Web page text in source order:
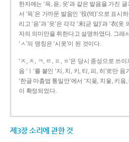
한자에는 ‘윽, 읃, 읏’과 같은 발음을 가진
서 ‘윽’은 가까운 발음인 ‘役(역)’으로 표시
리고 ‘읃’과 ‘읏’은 각각 ‘末(귿 말)’과 ‘衣(
자의 의미만을 취한다고 설명하였다. 그래서
‘ㅅ’의 명칭은 ‘시옷’이 된 것이다.
‘ㅈ, ㅊ, ㅋ, ㅌ, ㅍ, ㅎ’은 당시 종성으로 쓰
음 ‘ㅣ’를 붙인 ‘지, 치, 키, 티, 피, 히’로만
‘한글 마춤법 통일안’에서 ‘지읒, 치읓, 키
이 확정되었다.
제3장 소리에 관한 것